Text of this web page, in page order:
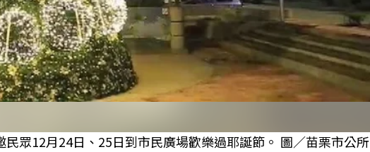
眾12月24日、25日到市民廣場歡樂過耶誕節。 圖／苗栗市公所